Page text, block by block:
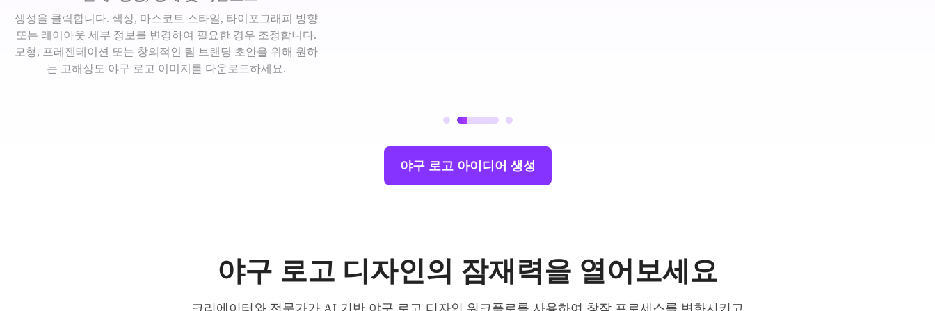
생성을 클릭합니다. 색상, 마스코트 스타일, 타이포그래피 방향
또는 레이아웃 세부 정보를 변경하여 필요한 경우 조정합니다.
모형, 프레젠테이션 또는 창의적인 팀 브랜딩 초안을 위해 원하
는 고해상도 야구 로고 이미지를 다운로드하세요.
야구 로고 아이디어 생성
야구 로고 디자인의 잠재력을 열어보세요